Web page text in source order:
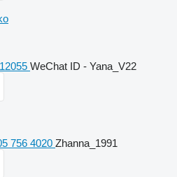
WeChat ID - Yana_V22
756 4020 Zhanna_1991